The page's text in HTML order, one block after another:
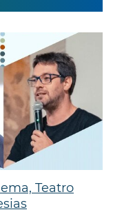
Teatro